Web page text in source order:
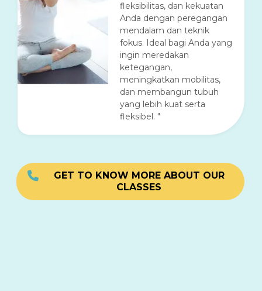
fleksibilitas, dan kekuatan
Anda dengan peregangan
mendalam dan teknik
fokus. Ideal bagi Anda yang
ingin meredakan
ketegangan,
meningkatkan mobilitas,
dan membangun tubuh
yang lebih kuat serta
fleksibel. "
GET TO KNOW MORE ABOUT OUR
CLASSES